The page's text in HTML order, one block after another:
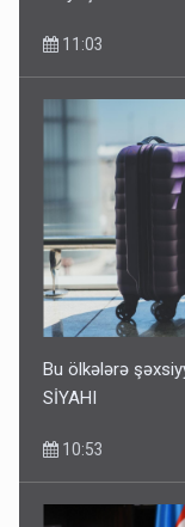
Rusiya
5 Avqust 11:53
11:03
Bu ölkələrə
SİYAHI
10:53